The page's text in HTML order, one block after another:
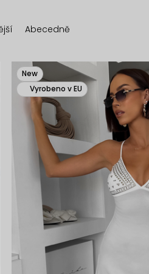
Abecedně
New
Vyrobeno v EU